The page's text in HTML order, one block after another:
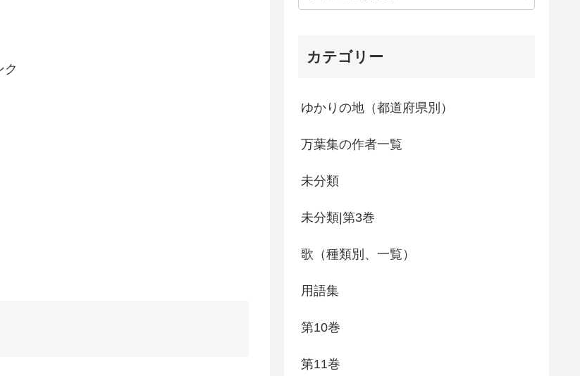
ク
カテゴリー
ゆかりの地（都道府県別）
万葉集の作者一覧
未分類
未分類|第3巻
歌（種類別、一覧）
用語集
第10巻
第11巻